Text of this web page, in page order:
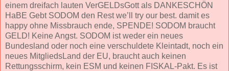
einem dreifach lauten VerGELDsGott als DANKESCHÖN
HaBE Gebt SODOM den Rest we’ll try our best. damit es
happy ohne Missbrauch ende, SPENDE! SODOM braucht
GELD! Keine Angst. SODOM ist weder ein neues
Bundesland oder noch eine verschuldete Kleintadt, noch ein
neues MitgliedsLand der EU, braucht auch keinen
Rettungsschirm, kein ESM und keinen FISKAL-Pakt. Es ist